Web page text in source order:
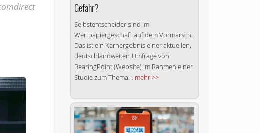
Gefahr?
Selbstentscheider sind im
Wertpapiergeschäft auf dem Vormarsch.
Das ist ein Kernergebnis einer aktuellen,
deutschlandweiten Umfrage von
BearingPoint (Website) im Rahmen einer
Studie zum Thema... mehr >>